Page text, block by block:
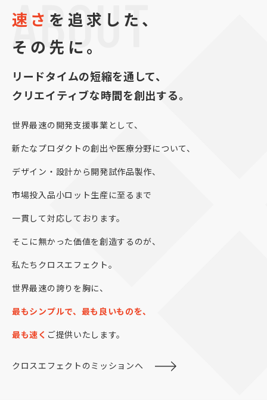
ABOUT
速さ を追求した、
その先に。
リードタイムの短縮を通して、
クリエイティブな時間を創出する。
世界最速の開発支援事業として、
新たなプロダクトの創出や医療分野について、
デザイン・設計から開発試作品製作、
市場投入品小ロット生産に至るまで
一貫して対応しております。
そこに無かった価値を創造するのが、
私たちクロスエフェクト。
世界最速の誇りを胸に、
最もシンプルで、最も良いものを、
最も速く ご提供いたします。
クロスエフェクトのミッションへ